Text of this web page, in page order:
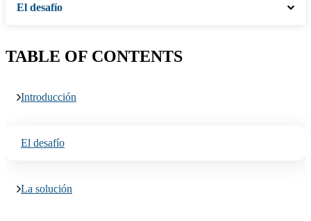
El desafío
TABLE OF CONTENTS
Introducción
El desafío
La solución